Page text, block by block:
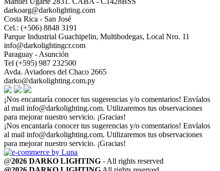
darkoarg@darkolighting.com
Costa Rica - San José
Cel.: (+506) 8848 3191
Parque Industrial Guachipelin, Multibodegas, Local Nro. 11
info@darkolightingcr.com
Paraguay - Asunción
Tel (+595) 987 232500
Avda. Aviadores del Chaco 2665
darko@darkolighting.com.py
¡Nos encantaría conocer tus sugerencias y/o comentarios! Envíalos
al mail info@darkolighting.com. Utilizaremos tus observaciones
para mejorar nuestro servicio. ¡Gracias!
¡Nos encantaría conocer tus sugerencias y/o comentarios! Envíalos
al mail info@darkolighting.com. Utilizaremos tus observaciones
para mejorar nuestro servicio. ¡Gracias!
@2026 DARKO LIGHTING - All rights reserved